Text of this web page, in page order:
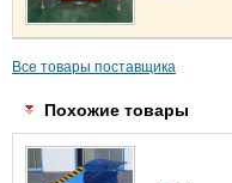
Все товары поставщика
Похожие товары